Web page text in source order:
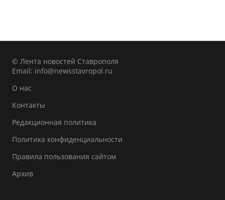
© Лента новостей Ставрополя
Email: info@newsstavropol.ru
О нас
Контакты
Редакционная политика
Политика конфиденциальности
Правила пользования сайтом
Архив